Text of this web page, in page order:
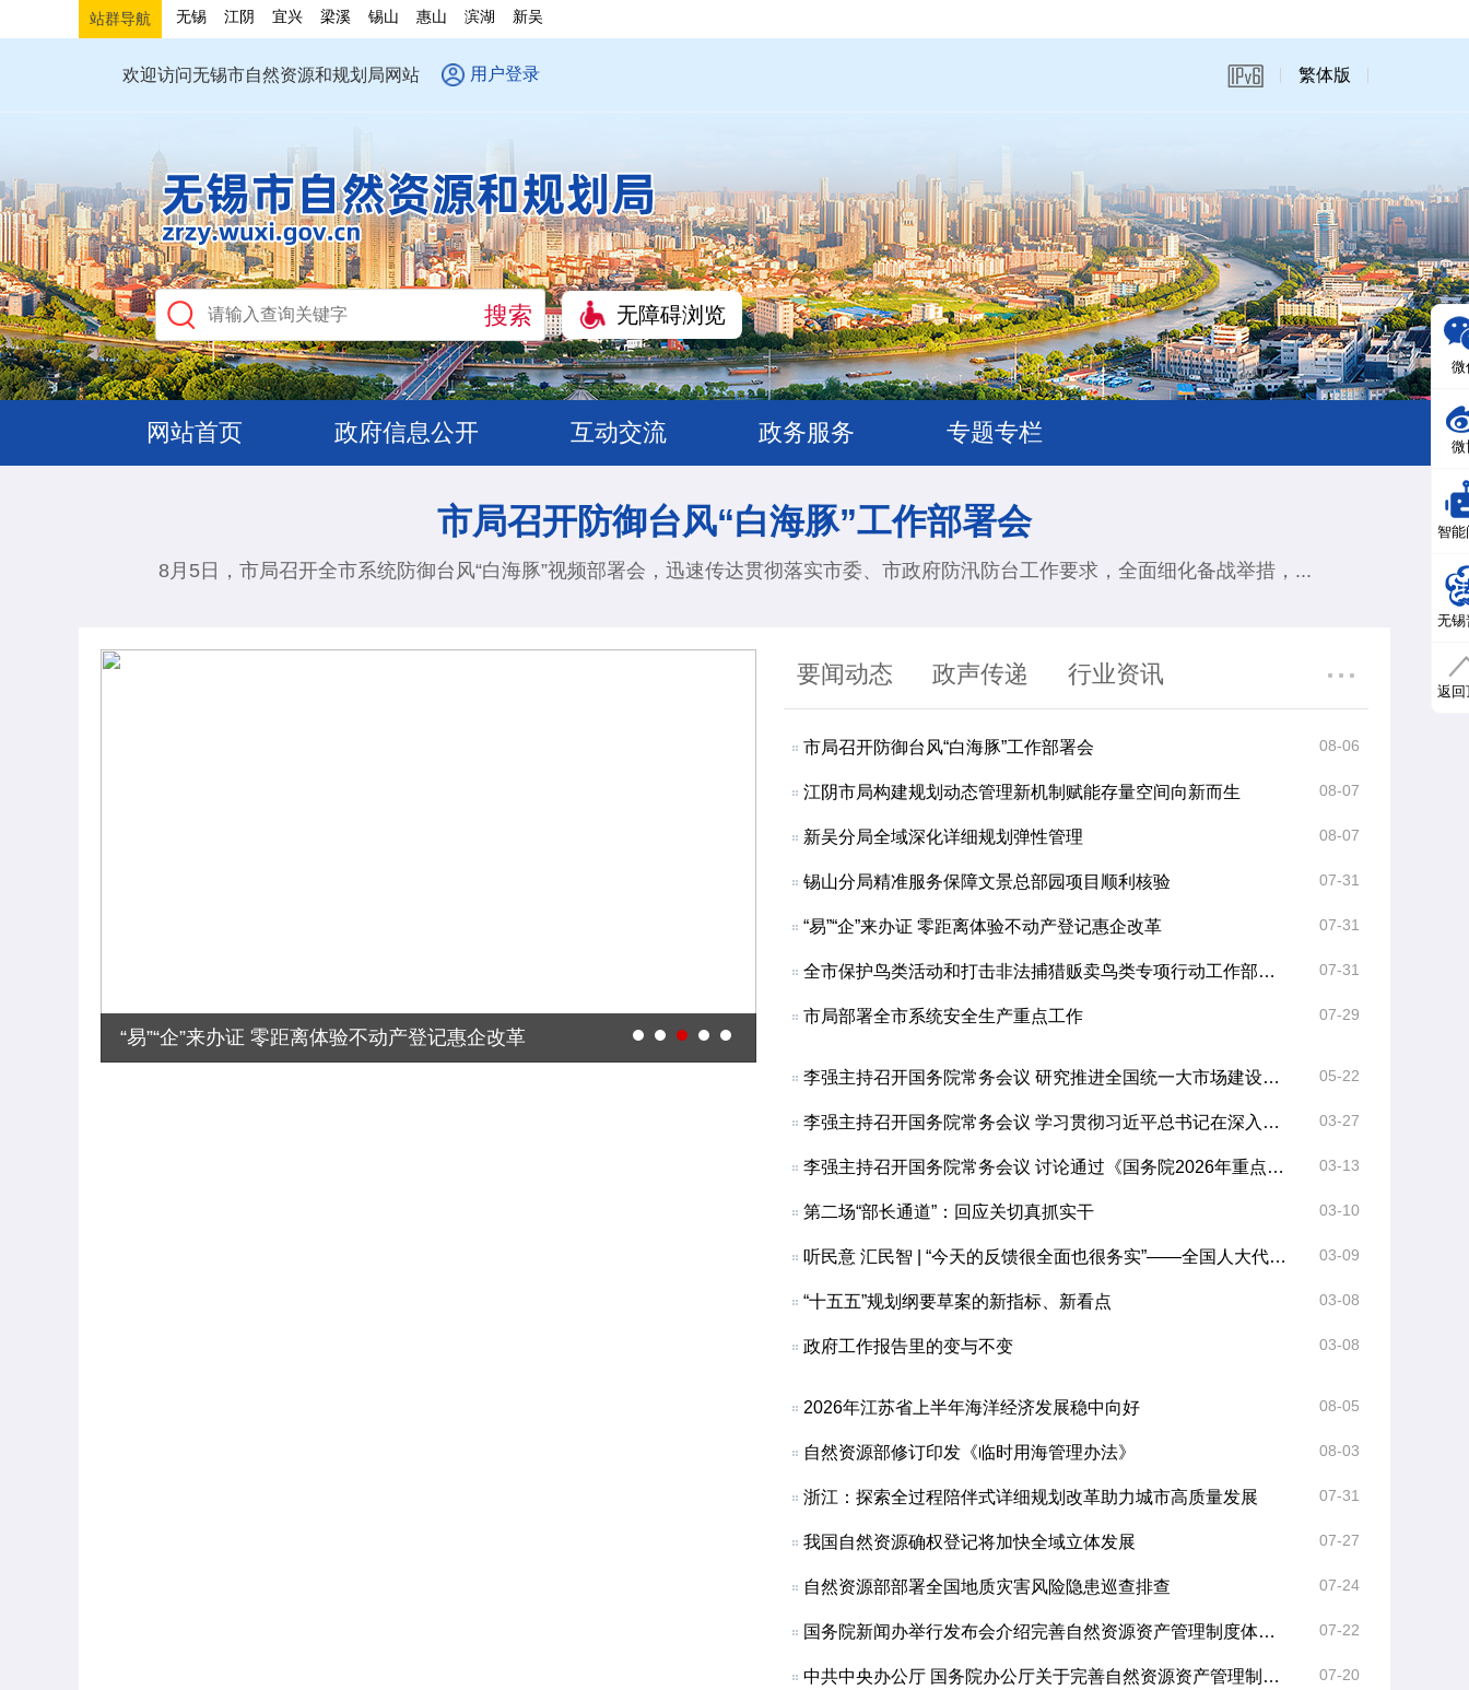
站群导航 无锡 江阴 宜兴 梁溪 锡山 惠山 滨湖 新吴
欢迎访问无锡市自然资源和规划局网站 用户登录 繁体版
无障碍浏览
网站首页 政府信息公开 互动交流 政务服务 专题专栏
市局召开防御台风“白海豚”工作部署会
8月5日，市局召开全市系统防御台风“白海豚”视频部署会，迅速传达贯彻落实市委、市政府防汛防台工作要求，全面细化备战举措，...
“易”“企”来办证 零距离体验不动产登记惠企改革
要闻动态 政声传递 行业资讯
市局召开防御台风“白海豚”工作部署会 08-06
江阴市局构建规划动态管理新机制赋能存量空间向新而生 08-07
新吴分局全域深化详细规划弹性管理 08-07
锡山分局精准服务保障文景总部园项目顺利核验 07-31
“易”“企”来办证 零距离体验不动产登记惠企改革 07-31
全市保护鸟类活动和打击非法捕猎贩卖鸟类专项行动工作部署会召开 07-31
市局部署全市系统安全生产重点工作 07-29
李强主持召开国务院常务会议 研究推进全国统一大市场建设有关工作等 05-22
李强主持召开国务院常务会议 学习贯彻习近平总书记在深入推进雄安新区高质量建设和发展座谈会上的重要讲话精神 03-27
李强主持召开国务院常务会议 讨论通过《国务院2026年重点工作分工方案》等 03-13
第二场“部长通道”：回应关切真抓实干 03-10
听民意 汇民智 | “今天的反馈很全面也很务实”——全国人大代表张雨霏与国家体育总局工作人员面对面 03-09
“十五五”规划纲要草案的新指标、新看点 03-08
政府工作报告里的变与不变 03-08
2026年江苏省上半年海洋经济发展稳中向好 08-05
自然资源部修订印发《临时用海管理办法》 08-03
浙江：探索全过程陪伴式详细规划改革助力城市高质量发展 07-31
我国自然资源确权登记将加快全域立体发展 07-27
自然资源部部署全国地质灾害风险隐患巡查排查 07-24
国务院新闻办举行发布会介绍完善自然资源资产管理制度体系有关情况 07-22
中共中央办公厅 国务院办公厅关于完善自然资源资产管理制度体系的意见 07-20
微
微
智能
无锡
返回